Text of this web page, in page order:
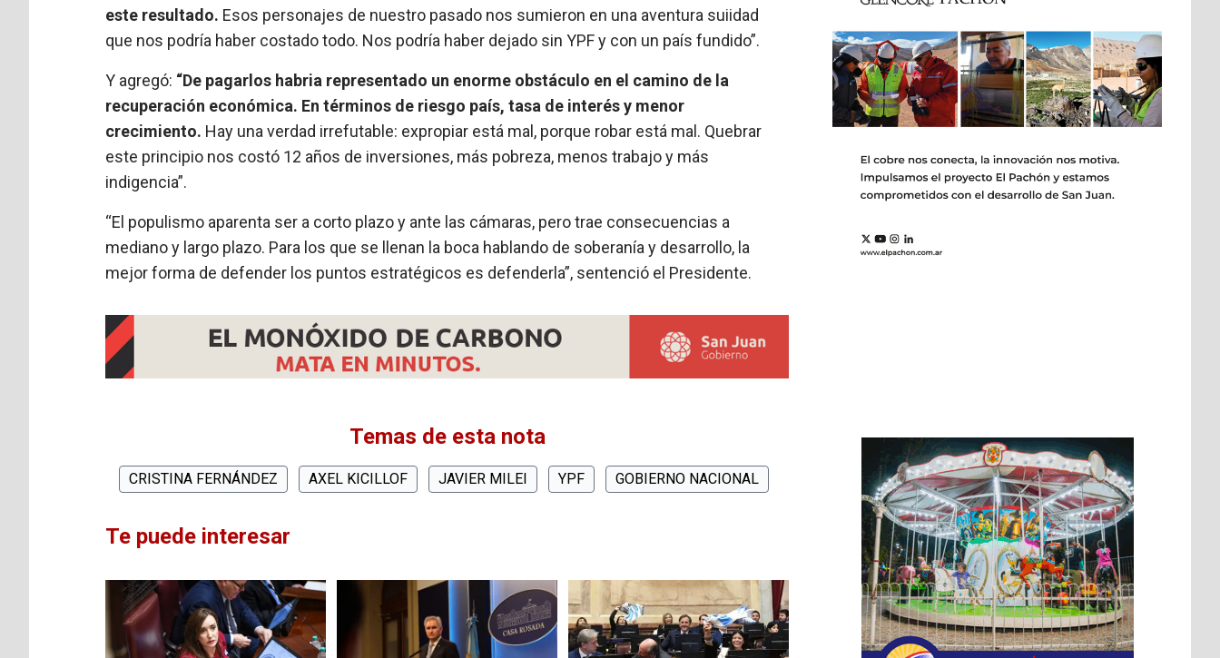
este resultado. Esos personajes de nuestro pasado nos sumieron en una aventura suiidad
que nos podría haber costado todo. Nos podría haber dejado sin YPF y con un país fundido”.
Y agregó: “De pagarlos habria representado un enorme obstáculo en el camino de la
recuperación económica. En términos de riesgo país, tasa de interés y menor
crecimiento. Hay una verdad irrefutable: expropiar está mal, porque robar está mal. Quebrar
este principio nos costó 12 años de inversiones, más pobreza, menos trabajo y más
indigencia”.
“El populismo aparenta ser a corto plazo y ante las cámaras, pero trae consecuencias a
mediano y largo plazo. Para los que se llenan la boca hablando de soberanía y desarrollo, la
mejor forma de defender los puntos estratégicos es defenderla”, sentenció el Presidente.
Temas de esta nota
CRISTINA FERNÁNDEZ AXEL KICILLOF JAVIER MILEI YPF GOBIERNO NACIONAL
Te puede interesar